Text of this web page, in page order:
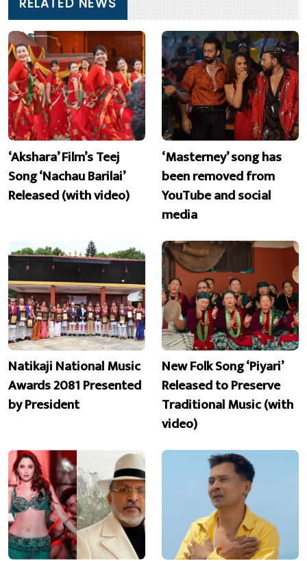
RELATED NEWS
‘Akshara’ Film’s Teej
Song ‘Nachau Barilai’
Released (with video)
‘Masterney’ song has
been removed from
YouTube and social
media
Natikaji National Music
Awards 2081 Presented
by President
New Folk Song ‘Piyari’
Released to Preserve
Traditional Music (with
video)